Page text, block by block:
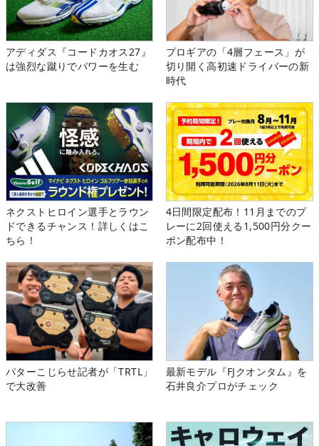
アディダス『コードカオス27』
は強烈な蹴りでパワーを生む
プロギアの「4層フェース」が
切り開く高初速ドライバーの新
時代
ネクストヒロイン選手とラウン
ドできるチャンス！詳しくはこ
ちら！
4日間限定配布！11月までのプ
レーに2回使える1,500円分クー
ポン配布中！
パターこじらせ記者が「TRTL」
で大改善
最新モデル『FJクオンタム』を
石井良介プロがチェック